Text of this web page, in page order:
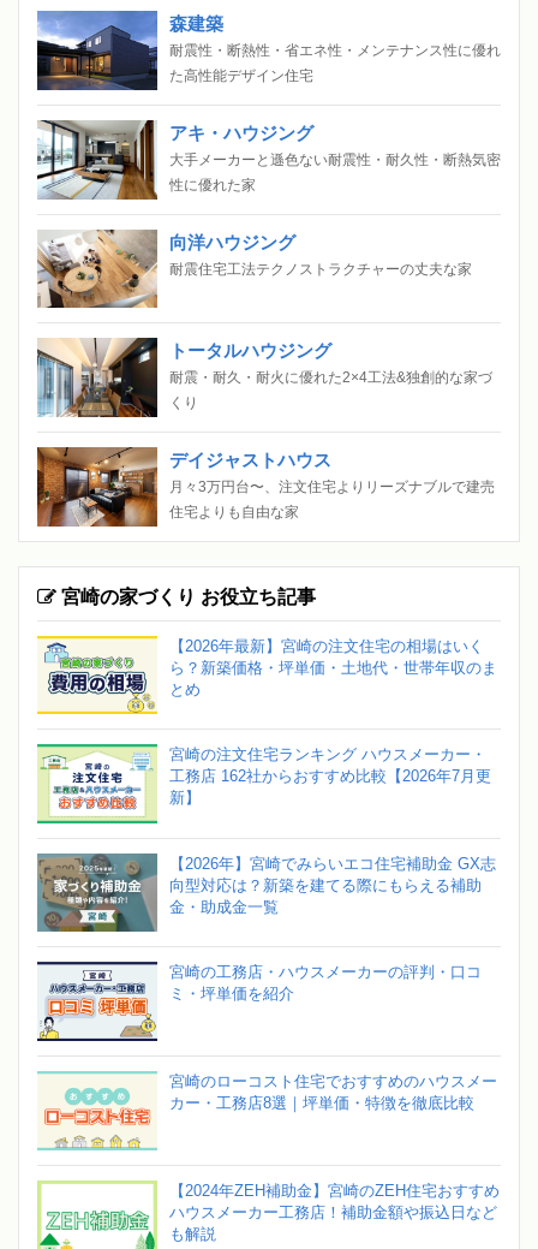
森建築
耐震性・断熱性・省エネ性・メンテナンス性に優れ
た高性能デザイン住宅
アキ・ハウジング
大手メーカーと遜色ない耐震性・耐久性・断熱気密
性に優れた家
向洋ハウジング
耐震住宅工法テクノストラクチャーの丈夫な家
トータルハウジング
耐震・耐久・耐火に優れた2×4工法&独創的な家づ
くり
デイジャストハウス
月々3万円台〜、注文住宅よりリーズナブルで建売
住宅よりも自由な家
宮崎の家づくり お役立ち記事
【2026年最新】宮崎の注文住宅の相場はいく
ら？新築価格・坪単価・土地代・世帯年収のま
とめ
宮崎の注文住宅ランキング ハウスメーカー・
工務店 162社からおすすめ比較【2026年7月更
新】
【2026年】宮崎でみらいエコ住宅補助金 GX志
向型対応は？新築を建てる際にもらえる補助
金・助成金一覧
宮崎の工務店・ハウスメーカーの評判・口コ
ミ・坪単価を紹介
宮崎のローコスト住宅でおすすめのハウスメー
カー・工務店8選｜坪単価・特徴を徹底比較
【2024年ZEH補助金】宮崎のZEH住宅おすすめ
ハウスメーカー工務店！補助金額や振込日など
も解説